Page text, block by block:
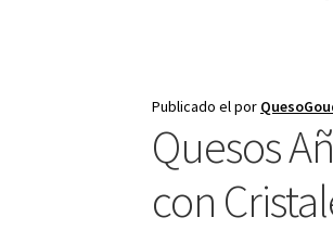
Publicado elpor
Quesos
con